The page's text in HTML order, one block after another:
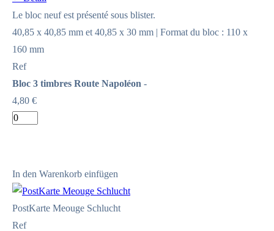
Le bloc neuf est présenté sous blister.
40,85 x 40,85 mm et 40,85 x 30 mm | Format du bloc : 110 x
160 mm
Ref
Bloc 3 timbres Route Napoléon -
4,80 €
In den Warenkorb einfügen
PostKarte Meouge Schlucht
Ref